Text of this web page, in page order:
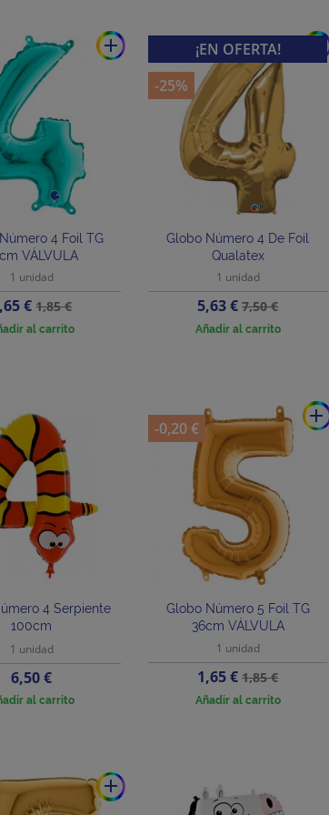
add
4 Foil TG
VÁLVULA
1 unidad
€Precio
base
1,85 €
al carrito
add
Globo Número 4 De Foil
Qualatex
1 unidad
Precio
5,63 €Precio
base
7,50 €
Añadir al carrito
¡EN OFERTA!
-25%
4 Serpiente
100cm
1 unidad
Precio
6,50 €
al carrito
add
Globo Número 5 Foil TG
36cm VÁLVULA
1 unidad
Precio
1,65 €Precio
base
1,85 €
Añadir al carrito
-0,20 €
add